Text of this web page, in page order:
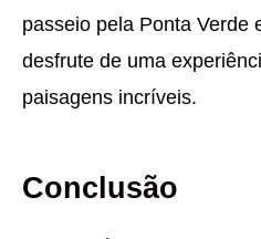
passeio pela Ponta Verde
desfrute de uma
paisagens incríveis.
Conclusão